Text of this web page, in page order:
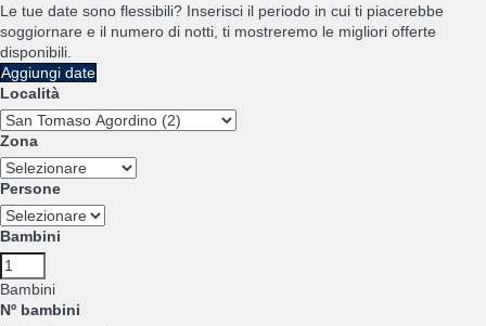
Le tue date sono flessibili? Inserisci il periodo in cui ti piacerebbe
soggiornare e il numero di notti, ti mostreremo le migliori offerte
disponibili.
Aggiungi date
Località
Zona
Persone
Bambini
Bambini
Nº bambini